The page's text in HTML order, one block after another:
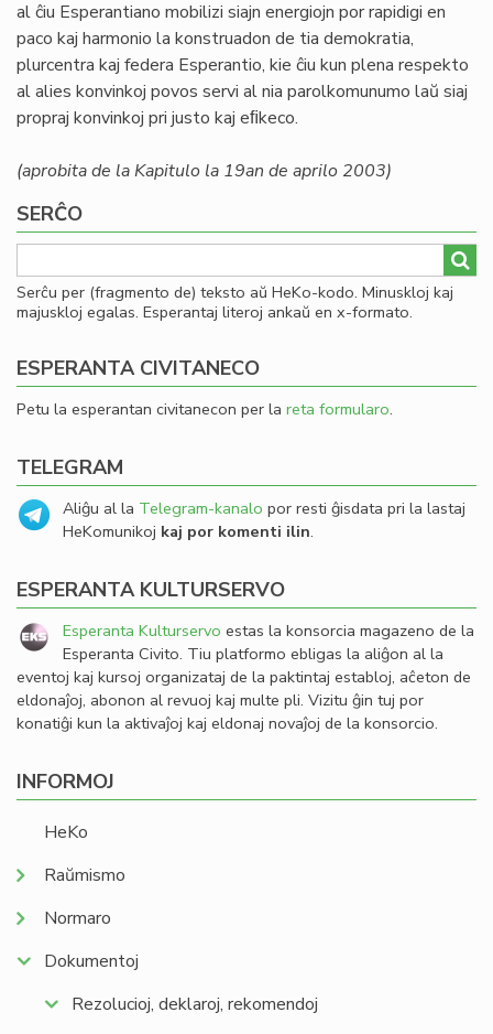
al ĉiu Esperantiano mobilizi siajn energiojn por rapidigi en
paco kaj harmonio la konstruadon de tia demokratia,
plurcentra kaj federa Esperantio, kie ĉiu kun plena respekto
al alies konvinkoj povos servi al nia parolkomunumo laŭ siaj
propraj konvinkoj pri justo kaj eﬁkeco.
(aprobita de la Kapitulo la 19an de aprilo 2003)
SERĈO
Serĉu per (fragmento de) teksto aŭ HeKo-kodo. Minuskloj kaj
majuskloj egalas. Esperantaj literoj ankaŭ en x-formato.
ESPERANTA CIVITANECO
Petu la esperantan civitanecon per la reta formularo.
TELEGRAM
Aliĝu al la Telegram-kanalo por resti ĝisdata pri la lastaj
HeKomunikoj kaj por komenti ilin.
ESPERANTA KULTURSERVO
Esperanta Kulturservo estas la konsorcia magazeno de la
Esperanta Civito. Tiu platformo ebligas la aliĝon al la
eventoj kaj kursoj organizataj de la paktintaj establoj, aĉeton de
eldonaĵoj, abonon al revuoj kaj multe pli. Vizitu ĝin tuj por
konatiĝi kun la aktivaĵoj kaj eldonaj novaĵoj de la konsorcio.
INFORMOJ
HeKo
Raŭmismo
Normaro
Dokumentoj
Rezolucioj, deklaroj, rekomendoj